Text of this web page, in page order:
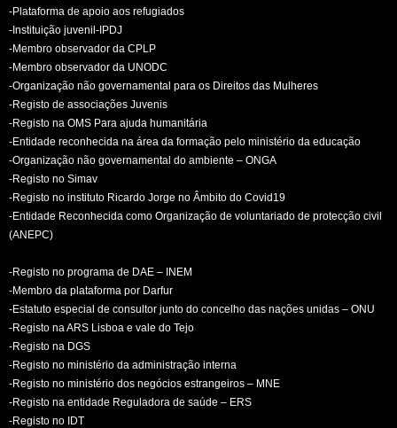
-Plataforma de apoio aos refugiados
-Instituição juvenil-IPDJ
-Membro observador da CPLP
-Membro observador da UNODC
-Organização não governamental para os Direitos das Mulheres
-Registo de associações Juvenis
-Registo na OMS Para ajuda humanitária
-Entidade reconhecida na área da formação pelo ministério da educação
-Organização não governamental do ambiente – ONGA
-Registo no Simav
-Registo no instituto Ricardo Jorge no Âmbito do Covid19
-Entidade Reconhecida como Organização de voluntariado de protecção civil
(ANEPC)
-Registo no programa de DAE – INEM
-Membro da plataforma por Darfur
-Estatuto especial de consultor junto do concelho das nações unidas – ONU
-Registo na ARS Lisboa e vale do Tejo
-Registo na DGS
-Registo no ministério da administração interna
-Registo no ministério dos negócios estrangeiros – MNE
-Registo na entidade Reguladora de saúde – ERS
-Registo no IDT